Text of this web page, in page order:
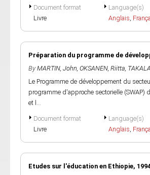
Document format
Livre
Language(s)
Anglais,
Préparation du programme de
By MARTIN, John, OKSANEN, Riitta,
Le Programme de développement du
programme d'approche sectorielle (SWAP)
et l...
Document format
Livre
Language(s)
Anglais,
Etudes sur l'éducation en Ethiopie,